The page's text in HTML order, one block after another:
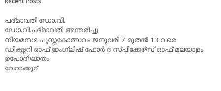
പദ്മാവതി ഡോ.വി.
ഡോ.വി.പദ്മാവതി അന്തരിച്ചു
നിയമസഭ പുസ്തകോത്സവം ജനുവരി 7 മുതല്‍ 13 വരെ
ഡിക്ഷ്ണറി ഓഫ് ഇംഗ്ലിഷ് ഫോര്‍ ദ സ്പീക്കേഴ്‌സ് ഓഫ് മലയാളം
ഉപോദ്ഘാതം
വേറാക്കൂറ്